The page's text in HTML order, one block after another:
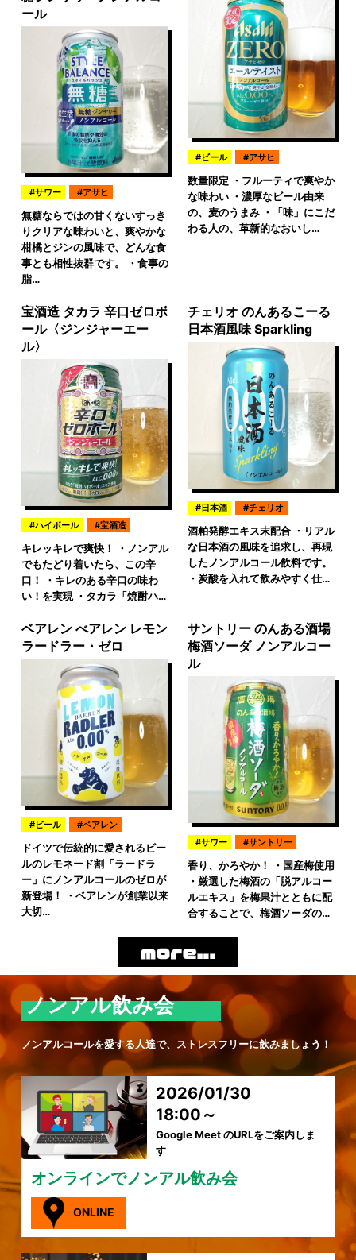
ール
サワー アサヒ
無糖ならではの甘くないすっき
りクリアな味わいと、爽やかな
柑橘とジンの風味で、どんな食
事とも相性抜群です。 ・食事の
脂…
ビール アサヒ
数量限定 ・フルーティで爽やか
な味わい ・濃厚なビール由来
の、麦のうまみ ・「味」にこだ
わる人の、革新的なおいし…
宝酒造 タカラ 辛口ゼロボ
ール〈ジンジャーエー
ル〉
ハイボール 宝酒造
キレッキレで爽快！ ・ノンアル
でもたどり着いたら、この辛
口！ ・キレのある辛口の味わ
い！を実現 ・タカラ「焼酎ハ…
チェリオ のんあるこーる
日本酒風味 Sparkling
日本酒 チェリオ
酒粕発酵エキス末配合 ・リアル
な日本酒の風味を追求し、再現
したノンアルコール飲料です。
・炭酸を入れて飲みやすく仕…
ベアレン べアレン レモン
ラードラー・ゼロ
ビール ベアレン
ドイツで伝統的に愛されるビー
ルのレモネード割「ラードラ
ー」にノンアルコールのゼロが
新登場！ ・ベアレンが創業以来
大切…
サントリー のんある酒場
梅酒ソーダ ノンアルコー
ル
サワー サントリー
香り、かろやか！ ・国産梅使用
・厳選した梅酒の「脱アルコー
ルエキス」を梅果汁とともに配
合することで、梅酒ソーダの…
ノンアル飲み会
ノンアルコールを愛する人達で、ストレスフリーに飲みましょう！
2026/01/30
18:00～
Google Meet のURLをご案内しま
す
オンラインでノンアル飲み会
ONLINE